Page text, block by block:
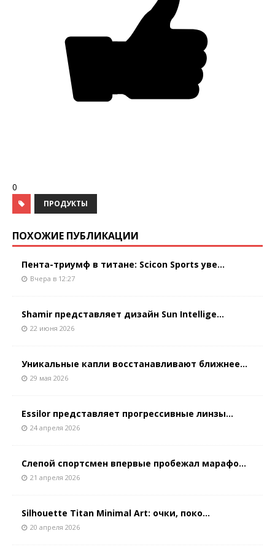
0
ПРОДУКТЫ
ПОХОЖИЕ ПУБЛИКАЦИИ
Пента-триумф в титане: Scicon Sports уве...
Вчера в 12:27
Shamir представляет дизайн Sun Intellige...
22 июня 2026
Уникальные капли восстанавливают ближнее...
29 мая 2026
Essilor представляет прогрессивные линзы...
24 апреля 2026
Слепой спортсмен впервые пробежал марафо...
21 апреля 2026
Silhouette Titan Minimal Art: очки, поко...
20 апреля 2026